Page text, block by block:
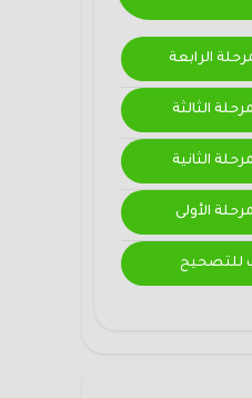
للتصحيح